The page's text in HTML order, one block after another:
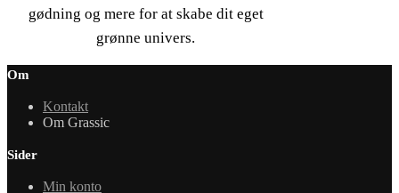
gødning og mere for at skabe dit eget
grønne univers.
Om
Kontakt
Om Grassic
Sider
Min konto